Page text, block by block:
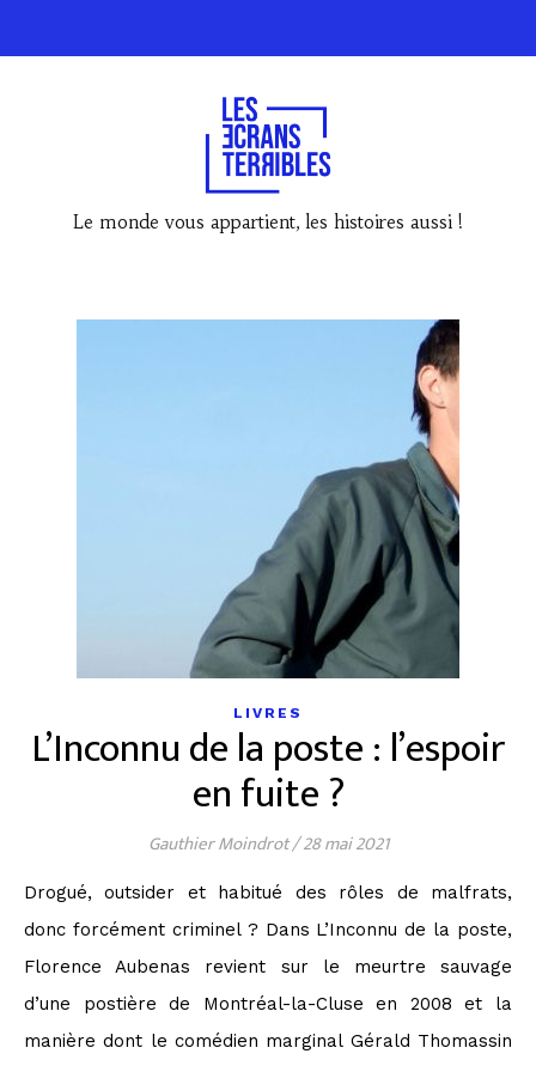
Le monde vous appartient, les histoires aussi !
LIVRES
L’Inconnu de la poste : l’espoir
en fuite ?
Gauthier Moindrot/28 mai 2021
Drogué, outsider et habitué des rôles de malfrats,
donc forcément criminel ? Dans L’Inconnu de la poste,
Florence Aubenas revient sur le meurtre sauvage
d’une postière de Montréal-la-Cluse en 2008 et la
manière dont le comédien marginal Gérald Thomassin